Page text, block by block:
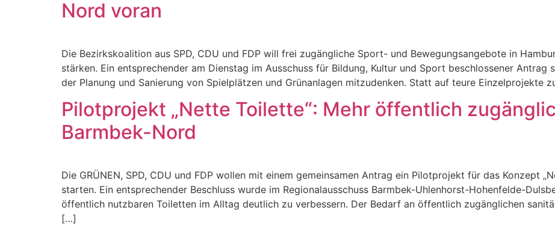
Nord voran
Die Bezirkskoalition aus SPD, CDU und FDP will frei zugängliche Sport- und Bewegungsangebote in
stärken. Ein entsprechender am Dienstag im Ausschuss für Bildung, Kultur und Sport beschlossener
der Planung und Sanierung von Spielplätzen und Grünanlagen mitzudenken. Statt auf teure Einzelprojekte
Pilotprojekt „Nette Toilette“: Mehr öffentlich
Barmbek-Nord
Die GRÜNEN, SPD, CDU und FDP wollen mit einem gemeinsamen Antrag ein Pilotprojekt für das Konzept
starten. Ein entsprechender Beschluss wurde im Regionalausschuss Barmbek-Uhlenhorst-Hohenfelde-
öffentlich nutzbaren Toiletten im Alltag deutlich zu verbessern. Der Bedarf an öffentlich zugänglichen
[…]